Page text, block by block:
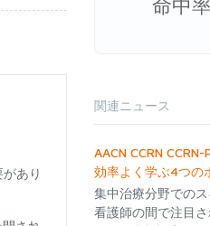
あり
命中
関連ニュース
AACN CCRN
効率よく学ぶ4つの
集中治療分野での
看護師の間で注目